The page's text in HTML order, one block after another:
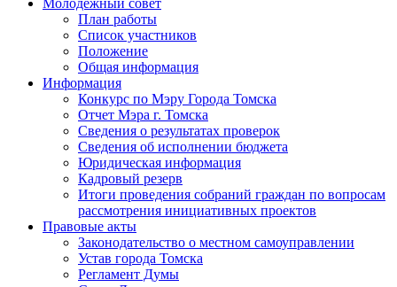
План работы
Список участников
Положение
Общая информация
Информация
Конкурс по Мэру Города Томска
Отчет Мэра г. Томска
Сведения о результатах проверок
Сведения об исполнении бюджета
Юридическая информация
Кадровый резерв
Итоги проведения собраний граждан по вопросам
рассмотрения инициативных проектов
Правовые акты
Законодательство о местном самоуправлении
Устав города Томска
Регламент Думы